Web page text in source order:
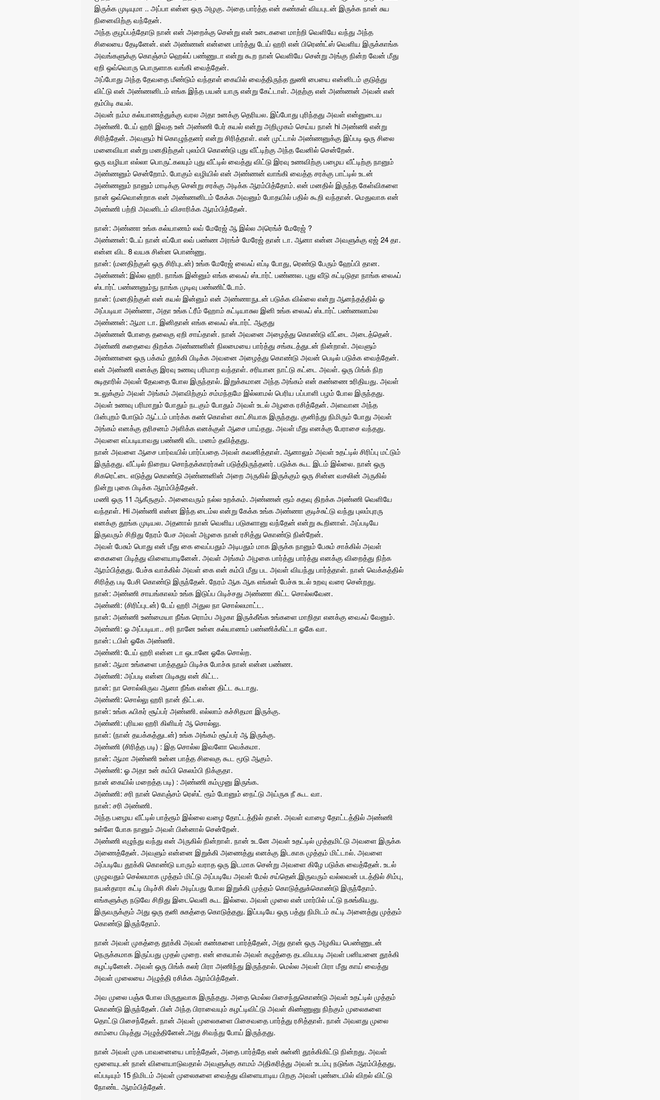
இருக்க முடியுமா .. அப்பா என்ன ஒரு அழகு. அதை பார்த்த என் கண்கள் வியபுடன் இருக்க நான் சுய
நினைவிற்கு வந்தேன்.
அந்த குழப்பத்தோடு நான் என் அறைக்கு சென்று என் உடைகளை மாற்றி வெளியே வந்து அந்த
சிலையை தேடினேன். என் அண்ணன் என்னை பார்த்து டேய் ஹரி என் பிரெண்ட்ஸ் வெளிய இருக்காங்க
அவங்களுக்கு கொஞ்சம் ஹெல்ப் பண்ணுடா என்று கூற நான் வெளியே சென்று அங்கு நின்ற வேன் மீது
ஏறி ஒவ்வொரு பொருளாக வங்கி வைத்தேன்.
அப்போது அந்த தேவதை மீண்டும் வந்தாள் கையில் வைத்திருந்த துணி பையை என்னிடம் குடுத்து
விட்டு என் அண்ணனிடம் எங்க இந்த பயன் யாரு என்று கேட்டாள். அதற்கு என் அண்ணன் அவன் என்
தம்பிடி கயல்.
அவன் நம்ம கல்யாணத்துக்கு வரல அதா உனக்கு தெரியல. இப்போது புரிந்தது அவள் என்னுடைய
அண்ணி. டேய் ஹரி இவத உன் அண்ணி பேர் கயல் என்று அறிமுகம் செய்ய நான் hi அண்ணி என்று
சிரித்தேன். அவளும் hi கொழுந்தனர் என்று சிரித்தாள். என் முட்டால் அண்ணனுக்கு இப்படி ஒரு சிலை
மனைவியா என்று மனதிற்குள் புலம்பி கொண்டு புது வீட்டிற்கு அந்த வேனில் சென்றேன்.
ஒரு வழியா எல்லா பொருட்கலயும் புது வீட்டில் வைத்து விட்டு இரவு உணவிற்கு பழைய வீட்டிற்கு நானும்
அண்ணனும் சென்றோம். போகும் வழியில் என் அண்ணன் வாங்கி வைத்த சரக்கு பாட்டில் உடன்
அண்ணனும் நானும் மாடிக்கு சென்று சரக்கு அடிக்க ஆரம்பித்தோம். என் மனதில் இருந்த கேள்விகளை
நான் ஒவ்வொன்றாக என் அண்ணனிடம் கேக்க அவனும் போதயில் பதில் கூறி வந்தான். மெதுவாக என்
அண்ணி பற்றி அவனிடம் விசாரிக்க ஆரம்பித்தேன்.
நான்: அண்ணா உங்க கல்யாணம் லவ் மேரேஜ் ஆ இல்ல அரெங்ச் மேரேஜ் ?
அண்ணன்: டேய் நான் எப்போ லவ் பண்ண அரங்ச் மேரேஜ் தான் டா. ஆனா என்ன அவளுக்கு ஏஜ் 24 தா.
என்ன விட 8 வயசு சின்ன பொண்ணு.
நான்: (மனதிற்குள் ஒரு சிரிபுடன்) உங்க மேரேஜ் லைஃப் எப்டி போது, ரெண்டு பேரும் ஹேப்பி தான.
அண்ணன்: இல்ல ஹரி. நாங்க இன்னும் எங்க லைஃப் ஸ்டார்ட் பண்ணல. புது வீடு கட்டிடுதா நாங்க லைஃப்
ஸ்டார்ட் பண்ணனும்நு நாங்க முடிவு பண்ணிட்டோம்.
நான்: (மனதிற்குள் என் கயல் இன்னும் என் அண்ணாநுடன் படுக்க வில்லை என்று ஆனந்தத்தில் ஓ
அப்படியா அண்ணா, அதா உங்க ட்ரீம் ஹோம் கட்டியாசுல இனி உங்க லைஃப் ஸ்டார்ட் பண்ணலாம்ல
அண்ணன்: ஆமா டா. இனிதான் எங்க லைஃப் ஸ்டார்ட் ஆகுது
அண்ணன் போதை தலைகு ஏறி சாய்தான். நான் அவனை அழைத்து கொண்டு வீட்டை அடைத்தென்.
அண்ணி கதைவை திறக்க அண்ணனின் நிலமையை பார்த்து சங்கடத்துடன் நின்றாள். அவளும்
அண்ணனை ஒரு பக்கம் தூக்கி பிடிக்க அவனை அழைத்து கொண்டு அவன் பெடில் படுக்க வைத்தேன்.
என் அண்ணி எனக்கு இரவு உணவு பரிமாற வந்தாள். சரியான நாட்டு கட்டை அவள். ஒரு பிங்க் நிற
சுடிதாரில் அவள் தேவதை போல இருந்தால். இறுக்கமான அந்த அங்கம் என் கண்ணை உரிதியது. அவள்
உடலுக்கும் அவள் அங்கம் அளவிற்கும் சம்மந்தமே இல்லாமல் பெரிய பப்பாளி பழம் போல இருந்தது.
அவள் உணவு பரிமாறும் போதும் நடகும் போதும் அவள் உடல் அழகை ரசித்தேன். அளவான அந்த
பின்புறம் போடும் ஆட்டம் பார்க்க கண் கொள்ள காட்சியாக இருந்தது. குனிந்து நிமிரும் போது அவள்
அங்கம் எனக்கு தரிசனம் அளிக்க எனக்குள் ஆசை பாய்தது. அவள் மீது எனக்கு பேராசை வந்தது.
அவளை எப்படியாவது பண்ணி விட மனம் தவித்தது.
நான் அவளை ஆசை பார்வயில் பார்ப்பதை அவள் கவனித்தாள். ஆனாலும் அவள் உதட்டில் சிரிப்பு மட்டும்
இருந்தது. வீட்டில் நிறைய சொந்தக்காரர்கள் படுத்திருந்தனர். படுக்க கூட இடம் இல்லை. நான் ஒரு
சிகரெட்டை எடுத்து கொண்டு அண்ணனின் அறை அருகில் இருக்கும் ஒரு சின்ன வசலின் அருகில்
நின்று புகை பிடிக்க ஆரம்பித்தேன்.
மணி ஒரு 11 ஆகீருகும். அனைவரும் நல்ல உறக்கம். அண்ணன் ரூம் கதவு திறக்க அண்ணி வெளியே
வந்தாள். Hi அண்ணி என்ன இந்த டைம்ல என்று கேக்க உங்க அண்ணா குடிச்சுட்டு வந்து புலம்புரரு
எனக்கு தூங்க முடியல. அதனால் நான் வெளிய படுகளானு வந்தேன் என்று கூறினாள். அப்படியே
இருவரும் சிறிது நேரம் பேச அவள் அழகை நான் ரசித்து கொண்டு நின்றேன்.
அவள் பேசும் பொது என் மீது கை வைப்பதும் அடிபதும் மாக இருக்க நானும் பேசும் சாக்கில் அவள்
கைகளை பிடித்து விளையாடினேன். அவள் அங்கம் அழகை பார்த்து பார்த்து எனக்கு விறைத்து நிற்க
ஆரம்பித்தது. பேச்சு வாக்கில் அவள் கை என் கம்பி மீது பட அவள் வியந்து பார்த்தாள். நான் வெக்கத்தில்
சிரித்த படி பேசி கொண்டு இருந்தேன். நேரம் ஆக ஆக எங்கள் பேச்சு உடல் உறவு வரை சென்றது.
நான்: அண்ணி சாயங்காலம் உங்க இடுப்ப பிடிச்சது அண்ணா கிட்ட சொல்லவேன.
அண்ணி: (சிரிப்புடன்) டேய் ஹரி அதுல நா சொல்லமாட்ட.
நான்: அண்ணி உண்மையா நீங்க ரொம்ப அழகா இருக்கீங்க உங்களை மாறிதா எனக்கு வைஃப் வேனும்.
அண்ணி: ஓ அப்படியா.. சரி நானே உன்ன கல்யாணம் பண்ணிக்கிட்டா ஓகே வா.
நான்: டபிள் ஓகே அண்ணி.
அண்ணி: டேய் ஹரி என்ன டா ஒடானே ஓகே சொல்ற.
நான்: ஆமா உங்களை பாத்ததும் பிடிச்சு போச்சு நான் என்ன பண்ண.
அண்ணி: அப்படி என்ன பிடிசுது என் கிட்ட.
நான்: நா சொல்லிருவ ஆனா நீங்க என்ன திட்ட கூடாது.
அண்ணி: சொல்லு ஹரி நான் திட்டல.
நான்: உங்க ஃபிகர் சூப்பர் அண்ணி. எல்லாம் கச்சிதமா இருக்கு.
அண்ணி: புரியல ஹரி கிளியர் ஆ சொல்லு.
நான்: (நான் தயக்கத்துடன்) உங்க அங்கம் சூப்பர் ஆ இருக்கு.
அண்ணி (சிரித்த படி) : இத சொல்ல இவளோ வெக்கமா.
நான்: ஆமா அண்ணி உன்ன பாத்த சிலைகு கூட மூடு ஆகும்.
அண்ணி: ஓ அதா உன் கம்பி கெலம்பி நிக்குதா.
நான் கையில் மறைத்த படி) : அண்ணி கம்முனு இருங்க.
அண்ணி: சரி நான் கொஞ்சம் ரெஸ்ட் ரூம் போனும் நைட்டு அய்ருசு நீ கூட வா.
நான்: சரி அண்ணி.
அந்த பழைய வீட்டில் பாத்ரூம் இல்லை வழை தோட்டத்தில் தான். அவள் வாழை தோட்டத்தில் அண்ணி
உள்ளே போக நானும் அவள் பின்னால் சென்றேன்.
அண்ணி எழுந்து வந்து என் அருகில் நின்றாள். நான் உடனே அவள் உதட்டில் முத்தமிட்டு அவளை இருக்க
அணைத்தேன். அவளும் என்னை இறுக்கி அணைத்து எனக்கு இடகாக முத்தம் மிட்டால். அவளை
அப்படியே தூக்கி கொண்டு யாரும் வராத ஒரு இடமாக சென்று அவளை கிழே படுக்க வைத்தேன். உடல்
முழுவதும் செல்லமாக முத்தம் மிட்டு அப்படியே அவள் மேல் சய்தென்.இருவரும் வல்லவன் படத்தில் சிம்பு,
நயன்தாரா கட்டி பிடிச்சி கிஸ் அடிப்பது போல இறுக்கி முத்தம் கொடுத்துக்கொண்டு இருந்தோம்.
எங்களுக்கு நடுவே சிறிது இடைவெளி கூட இல்லை. அவள் முலை என் மார்பில் பட்டு நசுங்கியது.
இருவருக்கும் அது ஒரு தனி சுகத்தை கொடுத்தது. இப்படியே ஒரு பத்து நிமிடம் கட்டி அனைத்து முத்தம்
கொண்டு இருந்தோம்.
நான் அவள் முகத்தை தூக்கி அவள் கண்களை பார்த்தேன், அது தான் ஒரு அழகிய பெண்ணுடன்
நெருக்கமாக இருப்பது முதல் முறை. என் கையால் அவள் கழுத்தை தடவியபடி அவள் பனியனை தூக்கி
கழட்டினேன். அவள் ஒரு பிங்க் கலர் பிரா அணிந்து இருந்தால். மெல்ல அவள் பிரா மீது காய் வைத்து
அவள் முலையை அழுத்தி ரசிக்க ஆரம்பித்தேன்.
அவ முலை பஞ்சு போல மிருதுவாக இருந்தது. அதை மெல்ல பிசைந்துகொண்டு அவள் உதட்டில் முத்தம்
கொண்டு இருந்தேன். பின் அந்த பிராவையும் கழட்டிவிட்டு அவள் கிண்ணுனு நிற்கும் முலைகளை
தொட்டு பிசைந்தேன். நான் அவள் முலைகளை பிசைவதை பார்த்து ரசித்தாள். நான் அவளது முலை
காம்பை பிடித்து அழுத்தினேன்.அது சிவந்து போய் இருந்தது.
நான் அவள் முக பாவனையை பார்த்தேன், அதை பார்த்தே என் சுன்னி தூக்கிகிட்டு நின்றது. அவள்
மூளையுடன் நான் விளையாடுவதால் அவளுக்கு காமம் அதிகரித்து அவள் உடம்பு நடுங்க ஆரம்பித்தது,
எப்படியும் 15 நிமிடம் அவள் முலைகளை வைத்து விளையாடிய பிறகு அவள் புண்டையில் விறல் விட்டு
நோண்ட ஆரம்பித்தேன்.